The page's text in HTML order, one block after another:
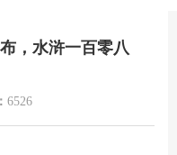
，水浒一百零八
6526